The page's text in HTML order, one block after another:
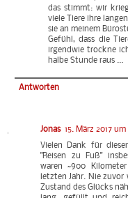
das stimmt: wir
viele Tiere ihre
sie an meinem
Gefühl, dass die
irgendwie trockne
halbe Stunde raus ...
Antworten
Jonas 15. März 2017
Vielen Dank für
"Reisen zu Fuß"
waren ~900
letzten Jahr. Nie zuvor
Zustand des Glücks